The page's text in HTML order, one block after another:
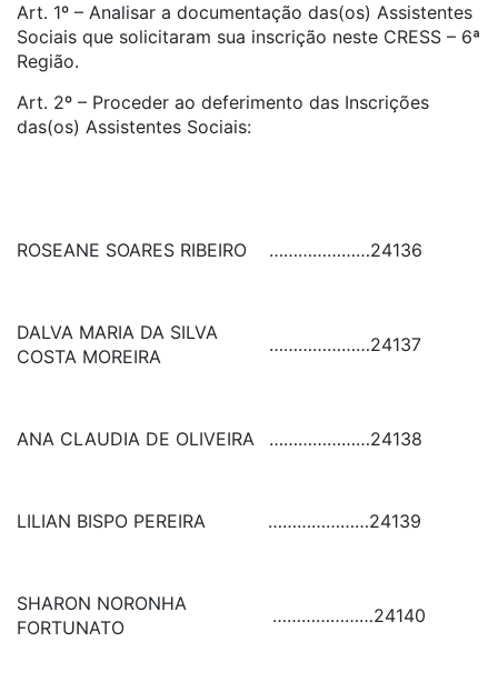
Art. 1º – Analisar a documentação das(os) Assistentes
Sociais que solicitaram sua inscrição neste CRESS – 6ª
Região.
Art. 2º – Proceder ao deferimento das Inscrições
das(os) Assistentes Sociais:
ROSEANE SOARES RIBEIRO …………………24136
DALVA MARIA DA SILVA
COSTA MOREIRA
…………………24137
ANA CLAUDIA DE OLIVEIRA …………………24138
LILIAN BISPO PEREIRA …………………24139
SHARON NORONHA
FORTUNATO
…………………24140